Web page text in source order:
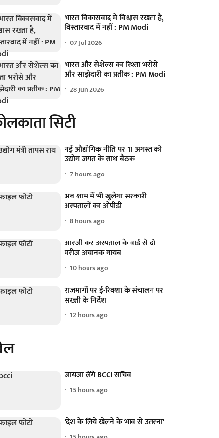
भारत विकासवाद में विश्वास रखता है,
विस्तारवाद में नहीं : PM Modi
07 Jul 2026
भारत और सेशेल्स का रिश्ता भरोसे
और साझेदारी का प्रतीक : PM Modi
28 Jun 2026
सिटी
नई औद्योगिक नीति पर 11 अगस्त को
उद्योग जगत के साथ बैठक
7 hours ago
अब शाम में भी खुलेगा सरकारी
अस्पतालों का ओपीडी
8 hours ago
आरजी कर अस्पताल के वार्ड से दो
मरीज अचानक गायब
10 hours ago
राजमार्गों पर ई-रिक्शा के संचालन पर
सख्ती के निर्देश
12 hours ago
जायजा लेंगे BCCI सचिव
15 hours ago
'देश के लिये खेलने के भाव से उतरना'